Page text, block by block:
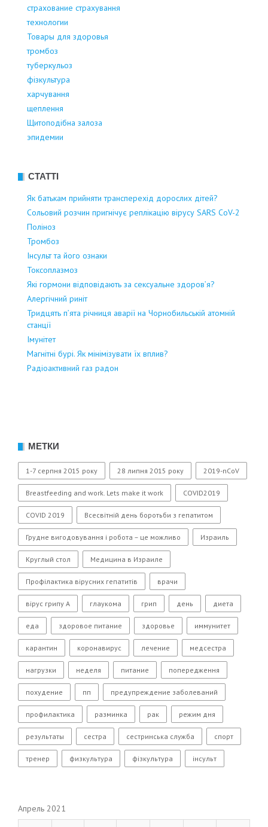
страхование страхування
технологии
Товары для здоровья
тромбоз
туберкульоз
фізкультура
харчування
щеплення
Щитоподібна залоза
эпидемии
СТАТТІ
Як батькам прийняти трансперехід дорослих дітей?
Сольовий розчин пригнічує реплікацію вірусу SARS CoV-2
Поліноз
Тромбоз
Інсульт та його ознаки
Токсоплазмоз
Які гормони відповідають за сексуальне здоров’я?
Алергічний риніт
Тридцять п’ята річниця аварії на Чорнобильській атомній
станції
Імунітет
Магнітні бурі. Як мінімізувати їх вплив?
Радіоактивний газ радон
МЕТКИ
1-7 серпня 2015 року 28 липня 2015 року 2019-nCoV
Breastfeeding and work. Lets make it work COVID2019
COVID 2019 Всесвітній день боротьби з гепатитом
Грудне вигодовування і робота – це можливо Израиль
Круглый стол Медицина в Израиле
Профілактика вірусних гепатитів врачи
вірус грипу А глаукома грип день диета
еда здоровое питание здоровье иммунитет
карантин коронавирус лечение медсестра
нагрузки неделя питание попередження
похудение пп предупреждение заболеваний
профилактика разминка рак режим дня
результаты сестра сестринська служба спорт
тренер физкультура фізкультура інсульт
Апрель 2021